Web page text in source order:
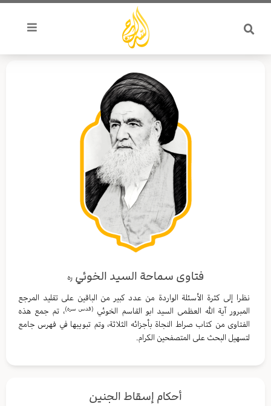
تخطي
المحتوى
فتاوى سماحة السيد الخوئي ره
نظرا إلى كثرة الأسئلة الواردة من عدد كبير من الباقين على تقليد المرجع
المبرور آية الله العظمى السيد ابو القاسم الخوئي (قدس سره)، تم جمع هذه
الفتاوى من كتاب صراط النجاة بأجزائه الثلاثة، وتم تبويبها في فهرس جامع
لتسهيل البحث على المتصفحين الكرام.
أحكام إسقاط الجنين